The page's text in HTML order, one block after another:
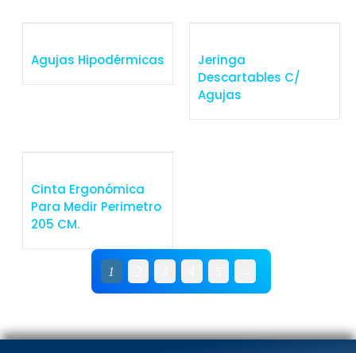
Agujas Hipodérmicas
Jeringa
Descartables C/
Agujas
Cinta Ergonómica
Para Medir Perimetro
205 CM.
1